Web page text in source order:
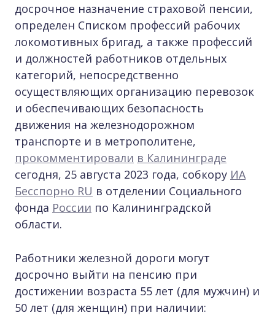
досрочное назначение страховой пенсии,
определен Списком профессий рабочих
локомотивных бригад, а также профессий
и должностей работников отдельных
категорий, непосредственно
осуществляющих организацию перевозок
и обеспечивающих безопасность
движения на железнодорожном
транспорте и в метрополитене,
прокомментировали в Калининграде
сегодня, 25 августа 2023 года, собкору ИА
Бесспорно RU в отделении Социального
фонда России по Калининградской
области.
Работники железной дороги могут
досрочно выйти на пенсию при
достижении возраста 55 лет (для мужчин) и
50 лет (для женщин) при наличии: